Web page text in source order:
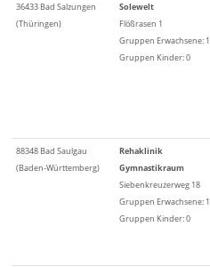
36433 Bad Salzungen
(Thüringen)
Solewelt
Flößrasen 1
Gruppen Erwachsene: 1
Gruppen Kinder: 0
88348 Bad Saulgau
(Baden-Württemberg)
Rehaklinik
Gymnastikraum
Siebenkreuzerweg 18
Gruppen Erwachsene: 1
Gruppen Kinder: 0